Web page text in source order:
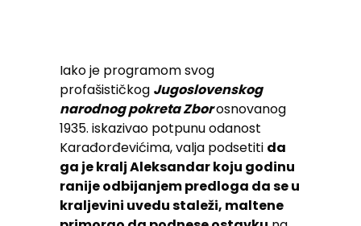
Iako je programom svog
profašističkog Jugoslovenskog
narodnog pokreta Zborosnovanog
1935. iskazivao potpunu odanost
Karađorđevićima, valja podsetiti da
ga je kralj Aleksandar koju godinu
ranije odbijanjem predloga da se u
kraljevini uvedu staleži, maltene